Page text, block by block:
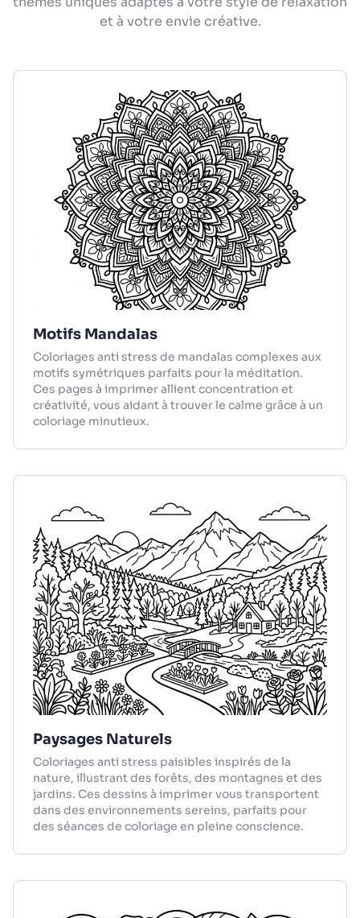
et à votre envie créative.
Motifs Mandalas
Coloriages anti stress de mandalas complexes aux
motifs symétriques parfaits pour la méditation.
Ces pages à imprimer allient concentration et
créativité, vous aidant à trouver le calme grâce à un
coloriage minutieux.
Paysages Naturels
Coloriages anti stress paisibles inspirés de la
nature, illustrant des forêts, des montagnes et des
jardins. Ces dessins à imprimer vous transportent
dans des environnements sereins, parfaits pour
des séances de coloriage en pleine conscience.